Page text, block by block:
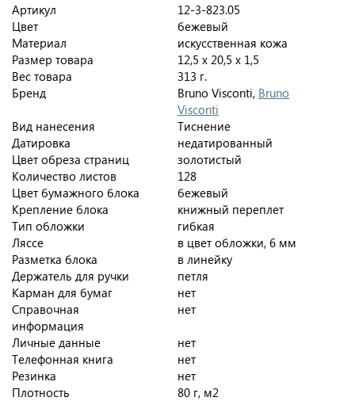
Артикул
12-3-823.05
Цвет
бежевый
Материал
искусственная кожа
Размер товара
12,5 х 20,5 х 1,5
Вес товара
313 г.
Бренд
Bruno Visconti, Bruno
Visconti
Вид нанесения
Тиснение
Датировка
недатированный
Цвет обреза страниц
золотистый
Количество листов
128
Цвет бумажного блока
бежевый
Крепление блока
книжный переплет
Тип обложки
гибкая
Ляссе
в цвет обложки, 6 мм
Разметка блока
в линейку
Держатель для ручки
петля
Карман для бумаг
нет
Справочная
информация
нет
Личные данные
нет
Телефонная книга
нет
Резинка
нет
Плотность
80 г, м2